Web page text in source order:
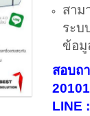
สาม
ระบ
ข้อมู
สอบถ
LINE